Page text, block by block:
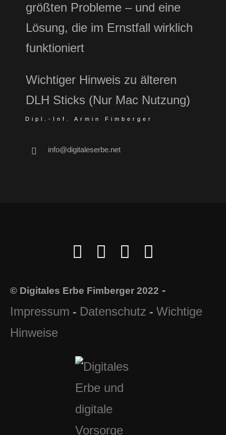
größten Probleme – und eine
Lösung, die im Ernstfall wirklich
funktioniert
Wichtiger Hinweis zu älteren
DLH Sticks (Nur Mac Nutzung)
Dipl.-Inf. Armin Fimberger
info@digitaleserbe.net
© Digitales Erbe Fimberger 2022 -
Impressum - Datenschutz - Wichtige
Hinweise